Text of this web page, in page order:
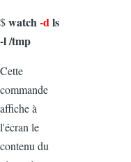
$watch-dls
-l /tmp
Cette
commande
affiche à
l'écran le
contenu du